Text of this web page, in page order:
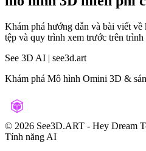
Khám phá hướng dẫn và bài viết
tệp và quy trình xem trước trên trình
See 3D AI | see3d.art
Khám phá Mô hình Omini 3D &
©️ 2026 See3D.ART - Hey Dream
Tính năng AI